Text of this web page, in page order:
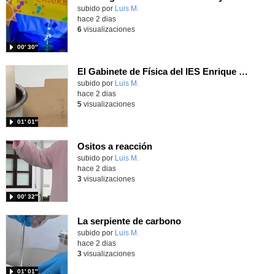
Contenido educativo.
subido por Luis M.
00′ 30″
hace 2 dias
6visualizaciones
El Gabinete de Física del IES Enrique Tierno Galván de Parla (Curso 25-26)
Contenido educativo.
subido por Luis M.
01′ 01″
hace 2 dias
5visualizaciones
Ositos a reacción
Contenido educativo.
subido por Luis M.
00′ 32″
hace 2 dias
3visualizaciones
La serpiente de carbono
Contenido educativo.
subido por Luis M.
01′ 01″
hace 2 dias
3visualizaciones